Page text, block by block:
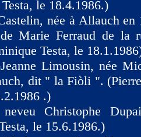
le 18.4.1986.)
née à Allauch en
Marie Ferraud de la
Testa, le
Limousin, née
dit " la Fiòli ".
.)
Christophe
le 15.6.1986.)